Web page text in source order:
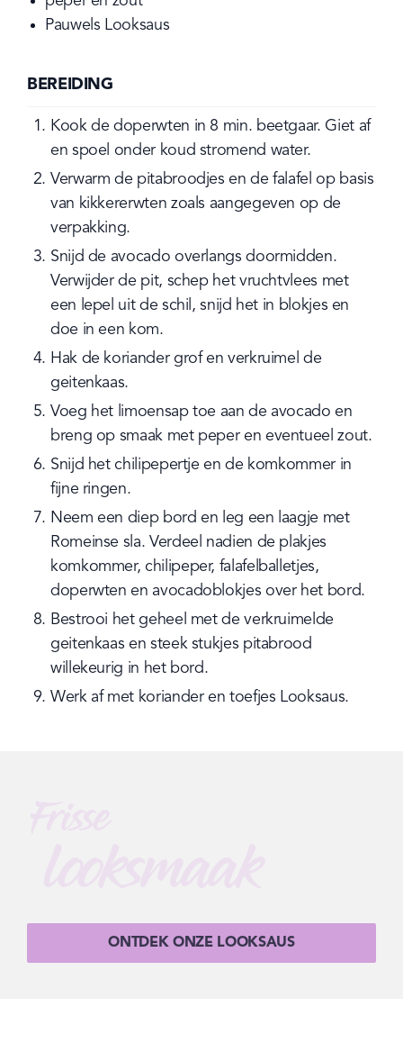
Pauwels Looksaus
BEREIDING
Kook de doperwten in 8 min. beetgaar. Giet af
en spoel onder koud stromend water.
Verwarm de pitabroodjes en de falafel op basis
van kikkererwten zoals aangegeven op de
verpakking.
Snijd de avocado overlangs doormidden.
Verwijder de pit, schep het vruchtvlees met
een lepel uit de schil, snijd het in blokjes en
doe in een kom.
Hak de koriander grof en verkruimel de
geitenkaas.
Voeg het limoensap toe aan de avocado en
breng op smaak met peper en eventueel zout.
Snijd het chilipepertje en de komkommer in
fijne ringen.
Neem een diep bord en leg een laagje met
Romeinse sla. Verdeel nadien de plakjes
komkommer, chilipeper, falafelballetjes,
doperwten en avocadoblokjes over het bord.
Bestrooi het geheel met de verkruimelde
geitenkaas en steek stukjes pitabrood
willekeurig in het bord.
Werk af met koriander en toefjes Looksaus.
ONTDEK ONZE LOOKSAUS